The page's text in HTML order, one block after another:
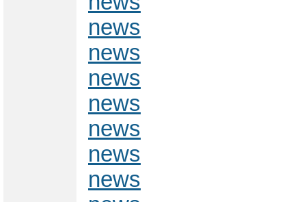
news
news
news
news
news
news
news